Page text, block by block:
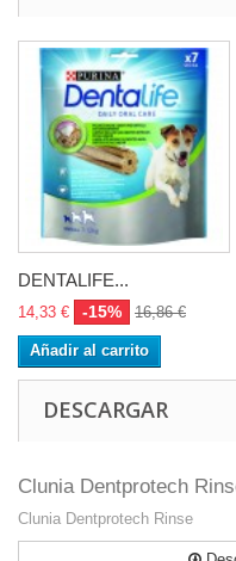
DENTALIFE...
14,33 € -15% 16,86 €
Añadir al carrito
DESCARGAR
Clunia Dentprotech
Clunia Dentprotech Rinse